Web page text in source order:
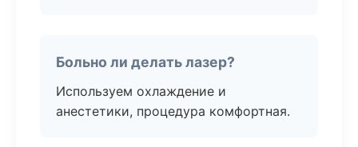
Больно ли делать лазер?
Используем охлаждение и
анестетики, процедура комфортная.